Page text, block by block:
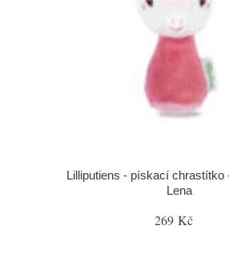
Lilliputiens - pískací chrastítko
Lena
269 Kč